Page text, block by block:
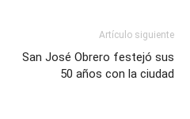
Artículo siguiente
San José Obrero festejó sus
50 años con la ciudad